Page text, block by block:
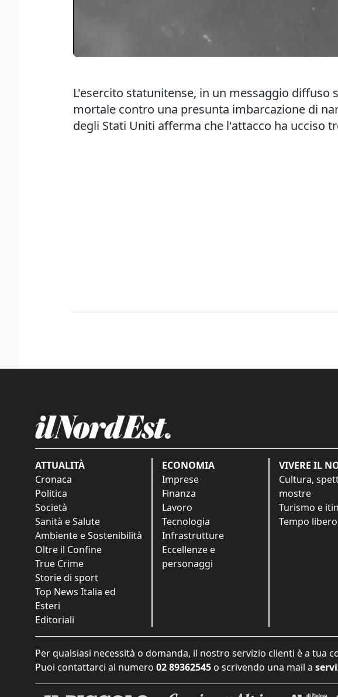
L'esercito statunitense, in un messaggio
mortale contro una presunta imbarcazione di
degli Stati Uniti afferma che l'attacco ha ucciso
ATTUALITÀ
Cronaca
Politica
Società
Sanità e Salute
Ambiente e Sostenibilità
Oltre il Confine
True Crime
Storie di sport
Top News Italia ed
Esteri
Editoriali
ECONOMIA
Imprese
Finanza
Lavoro
Tecnologia
Infrastrutture
Eccellenze e
personaggi
VIVERE IL
Cultura,
mostre
Turismo e
Tempo libero
Per qualsiasi necessità o domanda, il nostro servizio clienti è a tua
Puoi contattarci al numero 02 89362545 o scrivendo una mail a